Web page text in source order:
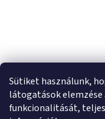
Sütiket használunk,
látogatások
funkcionalitását,